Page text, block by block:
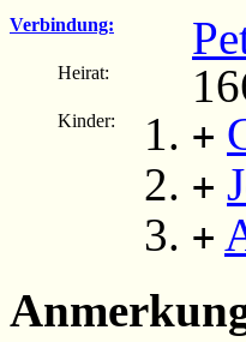
Verbindung:
Heirat:
Kinder: +
+
+